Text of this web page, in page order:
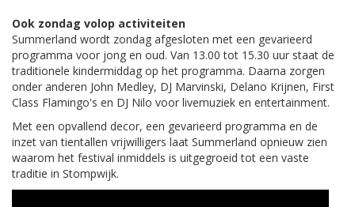
Ook zondag volop activiteiten
Summerland wordt zondag afgesloten met een gevarieerd
programma voor jong en oud. Van 13.00 tot 15.30 uur staat de
traditionele kindermiddag op het programma. Daarna zorgen
onder anderen John Medley, DJ Marvinski, Delano Krijnen, First
Class Flamingo's en DJ Nilo voor livemuziek en entertainment.
Met een opvallend decor, een gevarieerd programma en de
inzet van tientallen vrijwilligers laat Summerland opnieuw zien
waarom het festival inmiddels is uitgegroeid tot een vaste
traditie in Stompwijk.